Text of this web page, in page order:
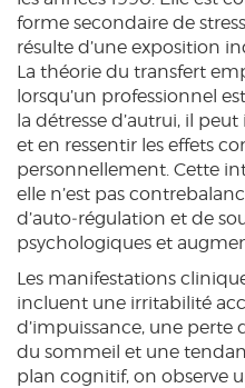
forme secondaire de
résulte d’une exposition
La théorie du transfert
lorsqu’un professionnel
la détresse d’autrui, il
et en ressentir les effets
personnellement. Cette
elle n’est pas
d’auto‑régulation et de
psychologiques et
Les manifestations
incluent une irritabilité
d’impuissance, une
du sommeil et une
plan cognitif, on observe